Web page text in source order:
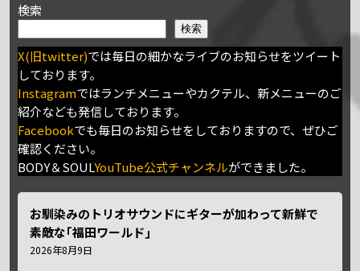
検索
検索
X(旧twitter)では毎日の細かなライブのお知らせをツイート
しております。
Instagramではランチメニューやカクテル、新メニューのご
紹介なども発信しております。
Facebookでも毎日のお知らせをしておりますので、ぜひご
確認ください。
BODY＆SOULYouTube公式チャンネルができました。
お馴染みのトリオサウンドにギターが加わって新鮮で
素敵な｢福田ワールド｣
2026年8月9日